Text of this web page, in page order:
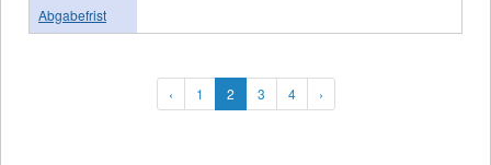
Abgabefrist
‹ 1 2 3 4 ›